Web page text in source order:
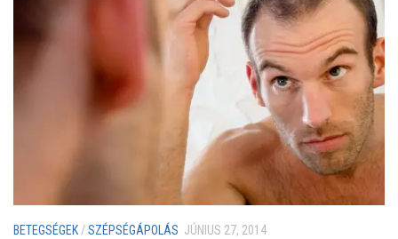
BETEGSÉGEK /SZÉPSÉGÁPOLÁS JÚNIUS 27, 2014